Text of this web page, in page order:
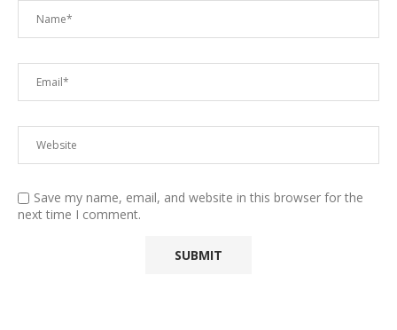
Save my name, email, and website in this browser for the
next time I comment.